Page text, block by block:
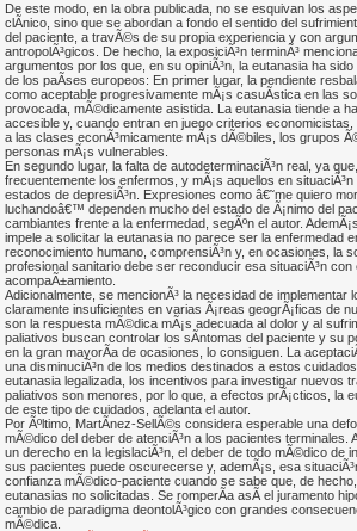
De este modo, en la obra publicada, no se esquivan los
clÃ­nico, sino que se abordan a fondo el sentido del
del paciente, a travÃ©s de su propia experiencia y con
antropolÃ³gicos. De hecho, la exposiciÃ³n terminÃ³
argumentos por los que, en su opiniÃ³n, la eutanasia ha
de los paÃ­ses europeos: En primer lugar, la pendiente
como aceptable progresivamente mÃ¡s casuÃ­stica en las
provocada, mÃ©dicamente asistida. La eutanasia tiende a
accesible y, cuando entran en juego criterios
a las clases econÃ³micamente mÃ¡s dÃ©biles, los grupos
personas mÃ¡s vulnerables.
En segundo lugar, la falta de autodeterminaciÃ³n real, ya
frecuentemente los enfermos, y mÃ¡s aquellos en
estados de depresiÃ³n. Expresiones como â€˜me quiero
luchandoâ€™ dependen mucho del estado de Ã¡nimo del
cambiantes frente a la enfermedad, segÃºn el autor.
impele a solicitar la eutanasia no parece ser la enfermedad
reconocimiento humano, comprensiÃ³n y, en ocasiones, la
profesional sanitario debe ser reconducir esa situaciÃ³n con
acompaÃ±amiento.
Adicionalmente, se mencionÃ³ la necesidad de implementar
claramente insuficientes en varias Ã¡reas geogrÃ¡ficas de
son la respuesta mÃ©dica mÃ¡s adecuada al dolor y al
paliativos buscan controlar los sÃ­ntomas del paciente y su
en la gran mayorÃ­a de ocasiones, lo consiguen. La
una disminuciÃ³n de los medios destinados a estos
eutanasia legalizada, los incentivos para investigar nuevos
paliativos son menores, por lo que, a efectos prÃ¡cticos, la
de este tipo de cuidados, adelanta el autor.
Por Ãºltimo, MartÃ­nez-SellÃ©s considera esperable una
mÃ©dico del deber de atenciÃ³n a los pacientes terminales.
un derecho en la legislaciÃ³n, el deber de todo mÃ©dico de
sus pacientes puede oscurecerse y, ademÃ¡s, esa
confianza mÃ©dico-paciente cuando se sabe que, de
eutanasias no solicitadas. Se romperÃ­a asÃ­ el juramento
cambio de paradigma deontolÃ³gico con grandes
mÃ©dica.